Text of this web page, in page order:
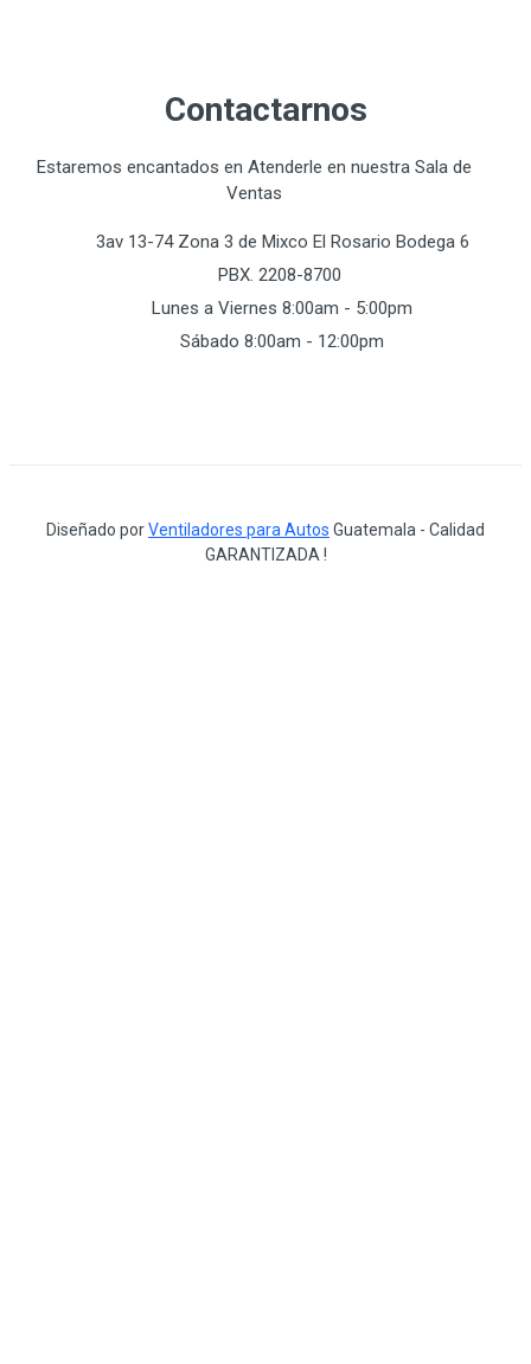
Contactarnos
Estaremos encantados en Atenderle en nuestra Sala de
Ventas
3av 13-74 Zona 3 de Mixco El Rosario Bodega 6
PBX. 2208-8700
Lunes a Viernes 8:00am - 5:00pm
Sábado 8:00am - 12:00pm
Diseñado porVentiladores para Autos Guatemala - Calidad
GARANTIZADA !